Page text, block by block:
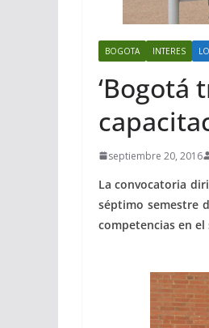
BOGOTA INTERES
‘Bogotá
septiembre 20, 2016
La convocatoria
séptimo semestre
competencias en